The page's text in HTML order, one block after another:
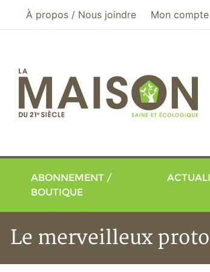
Aller au menu principal
Aller au contenu principal
À propos / Nous joindre Mon compte
ABONNEMENT /
BOUTIQUE
Le merveilleux